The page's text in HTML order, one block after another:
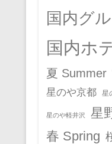
国内グ
国内ホ
夏 Summer
星のや京都 星
星のや軽井沢
星
春 Spring